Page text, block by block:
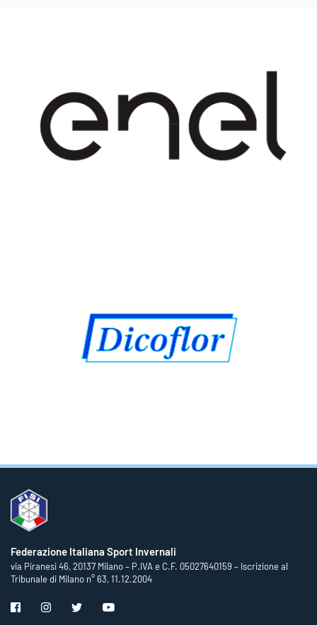
Federazione Italiana Sport Invernali
via Piranesi 46, 20137 Milano – P.IVA e C.F. 05027640159 – Iscrizione al
Tribunale di Milano n° 63, 11.12.2004